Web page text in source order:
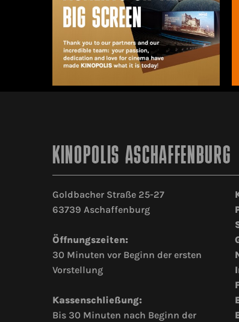
KINOPOLIS ASCHAFFENBURG
Goldbacher Straße 25-27
63739 Aschaffenburg
Öffnungszeiten:
30 Minuten vor Beginn der ersten
Vorstellung
Kassenschließung:
Bis 30 Minuten nach Beginn der